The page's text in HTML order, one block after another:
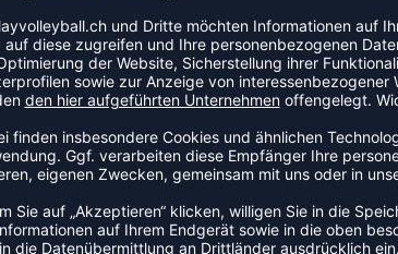
KNIESCHONER "TEFLON"
CHF 40,19 |CHF33,29